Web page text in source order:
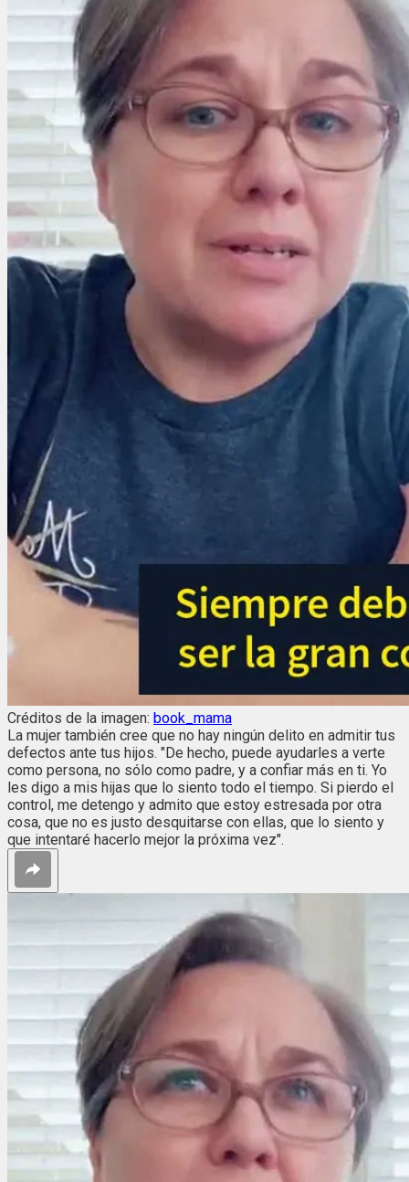
Créditos de la imagen: book_mama
La mujer también cree que no hay ningún delito en admitir tus
defectos ante tus hijos. "De hecho, puede ayudarles a verte
como persona, no sólo como padre, y a confiar más en ti. Yo
les digo a mis hijas que lo siento todo el tiempo. Si pierdo el
control, me detengo y admito que estoy estresada por otra
cosa, que no es justo desquitarse con ellas, que lo siento y
que intentaré hacerlo mejor la próxima vez".